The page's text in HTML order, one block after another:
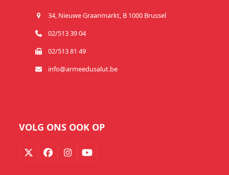
34, Nieuwe Graanmarkt, B 1000 Brussel
02/513 39 04
02/513 81 49
info@armeedusalut.be
VOLG ONS OOK OP